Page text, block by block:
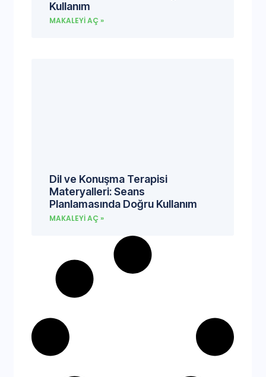
Kullanım
MAKALEYI AÇ »
Dil ve Konuşma Terapisi
Materyalleri: Seans
Planlamasında Doğru Kullanım
MAKALEYI AÇ »